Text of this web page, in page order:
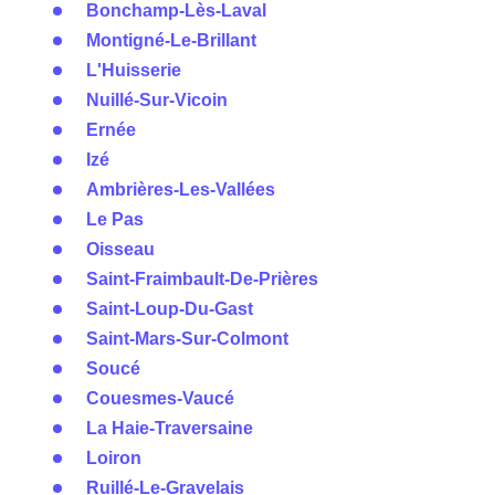
Bonchamp-Lès-Laval
Montigné-Le-Brillant
L'Huisserie
Nuillé-Sur-Vicoin
Ernée
Izé
Ambrières-Les-Vallées
Le Pas
Oisseau
Saint-Fraimbault-De-Prières
Saint-Loup-Du-Gast
Saint-Mars-Sur-Colmont
Soucé
Couesmes-Vaucé
La Haie-Traversaine
Loiron
Ruillé-Le-Gravelais